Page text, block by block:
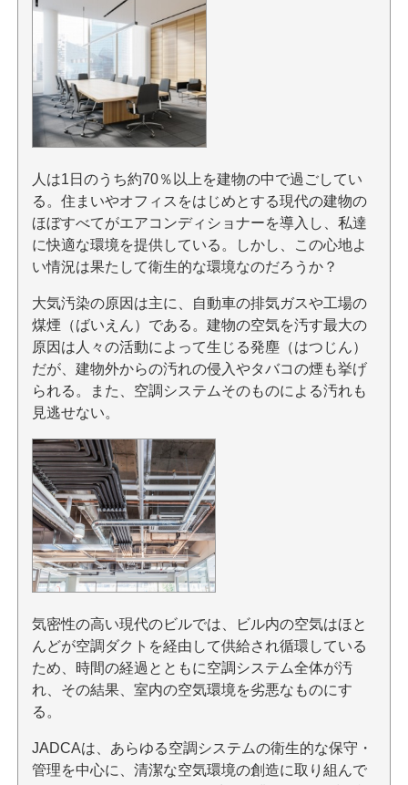
人は1日のうち約70％以上を建物の中で過ごしてい
る。住まいやオフィスをはじめとする現代の建物の
ほぼすべてがエアコンディショナーを導入し、私達
に快適な環境を提供している。しかし、この心地よ
い情況は果たして衛生的な環境なのだろうか？
大気汚染の原因は主に、自動車の排気ガスや工場の
煤煙（ばいえん）である。建物の空気を汚す最大の
原因は人々の活動によって生じる発塵（はつじん）
だが、建物外からの汚れの侵入やタバコの煙も挙げ
られる。また、空調システムそのものによる汚れも
見逃せない。
気密性の高い現代のビルでは、ビル内の空気はほと
んどが空調ダクトを経由して供給され循環している
ため、時間の経過とともに空調システム全体が汚
れ、その結果、室内の空気環境を劣悪なものにす
る。
JADCAは、あらゆる空調システムの衛生的な保守・
管理を中心に、清潔な空気環境の創造に取り組んで